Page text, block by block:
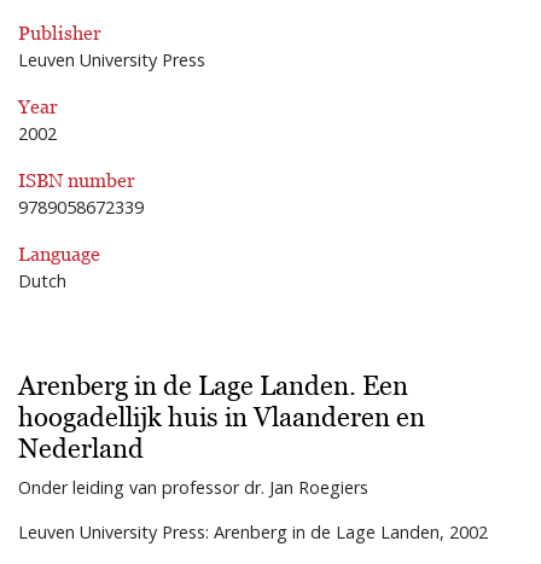
Publisher
Leuven University Press
Year
2002
ISBN number
9789058672339
Language
Dutch
Arenberg in de Lage Landen. Een
hoogadellijk huis in Vlaanderen en
Nederland
Onder leiding van professor dr. Jan Roegiers
Leuven University Press: Arenberg in de Lage Landen, 2002